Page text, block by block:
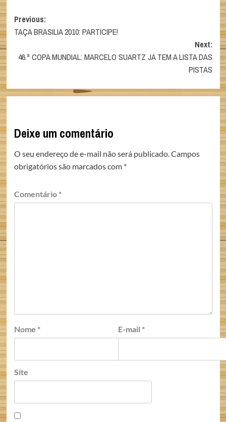
Post
navigation
Previous:
TAÇA BRASILIA 2010: PARTICIPE!
Next:
46.ª COPA MUNDIAL: MARCELO SUARTZ JÁ TEM A LISTA DAS
PISTAS
Deixe um comentário
O seu endereço de e-mail não será publicado.Campos
obrigatórios são marcados com *
Comentário *
Nome * E-mail *
Site